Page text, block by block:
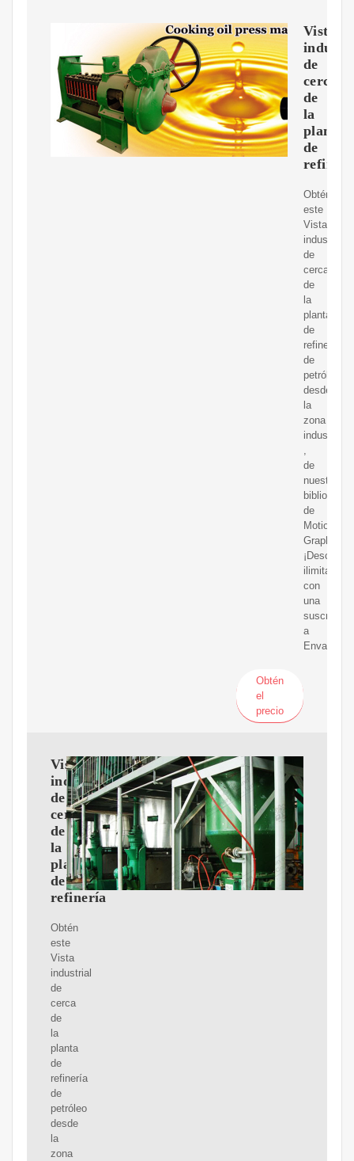
Vista
de
cerca
de
la
planta
de
Obtén
este
Vista
industrial
de
cerca
de
la
planta
de
refinería
de
petróleo
desde
la
zona
industrial
de
nuestra
biblioteca
de
Motion
Graphics.
ilimitadas
con
una
a
Envato!
Obtén
el
precio
Vista
industrial
de
cerca
de
la
planta
de
refinería
Obtén
este
Vista
industrial
de
cerca
de
la
planta
de
refinería
de
petróleo
desde
la
zona